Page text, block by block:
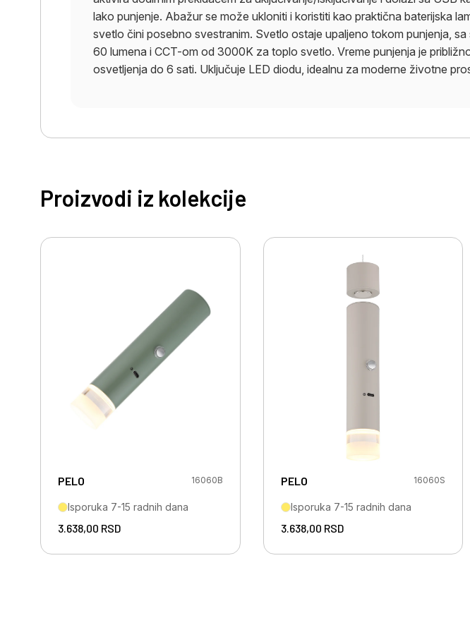
lako punjenje. Abažur se može ukloniti i koristiti kao praktična baterijska
svetlo čini posebno svestranim. Svetlo ostaje upaljeno tokom punjenja,
60 lumena i CCT-om od 3000K za toplo svetlo. Vreme punjenja je
osvetljenja do 6 sati. Uključuje LED diodu, idealnu za moderne životne
Proizvodi iz kolekcije
PELO 16060B
Isporuka 7-15 radnih dana
3.638,00 RSD
PELO 16060S
Isporuka 7-15 radnih dana
3.638,00 RSD